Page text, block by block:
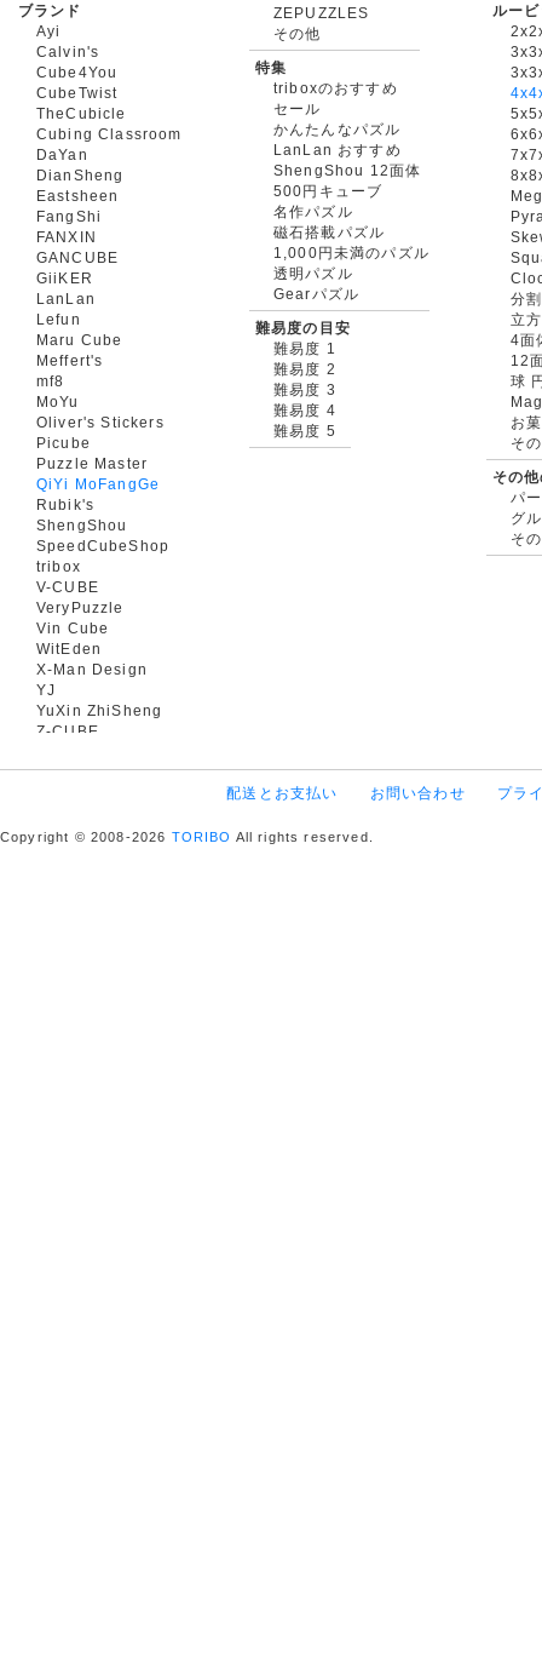
ブランド
Ayi
Calvin's
Cube4You
CubeTwist
TheCubicle
Cubing Classroom
DaYan
DianSheng
Eastsheen
FangShi
FANXIN
GANCUBE
GiiKER
LanLan
Lefun
Maru Cube
Meffert's
mf8
MoYu
Oliver's Stickers
Picube
Puzzle Master
QiYi MoFangGe
Rubik's
ShengShou
SpeedCubeShop
tribox
V-CUBE
VeryPuzzle
Vin Cube
WitEden
X-Man Design
YJ
YuXin ZhiSheng
Z-CUBE
ZEPUZZLES
その他
特集
triboxのおすすめ
セール
かんたんなパズル
LanLan おすすめ
ShengShou 12面体
500円キューブ
名作パズル
磁石搭載パズル
1,000円未満のパズル
透明パズル
Gearパズル
難易度の目安
難易度 1
難易度 2
難易度 3
難易度 4
難易度 5
ルー
分
立
4面
12
球
お
そ
その
パ
グ
そ
配送とお支払い お問い合わせ プラ
Copyright © 2008-2026 TORIBO All rights reserved.